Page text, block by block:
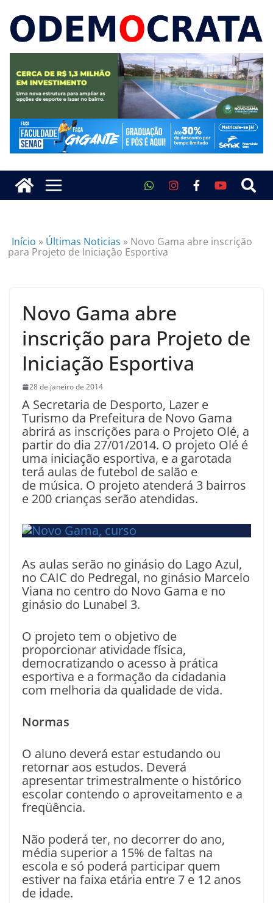
Início » Últimas Noticias » Novo Gama abre inscrição
para Projeto de Iniciação Esportiva
Novo Gama abre
inscrição para Projeto de
Iniciação Esportiva
28 de janeiro de 2014
A Secretaria de Desporto, Lazer e
Turismo da Prefeitura de Novo Gama
abrirá as inscrições para o Projeto Olé, a
partir do dia 27/01/2014. O projeto Olé é
uma iniciação esportiva, e a garotada
terá aulas de futebol de salão e
de música. O projeto atenderá 3 bairros
e 200 crianças serão atendidas.
As aulas serão no ginásio do Lago Azul,
no CAIC do Pedregal, no ginásio Marcelo
Viana no centro do Novo Gama e no
ginásio do Lunabel 3.
O projeto tem o objetivo de
proporcionar atividade física,
democratizando o acesso à prática
esportiva e a formação da cidadania
com melhoria da qualidade de vida.
Normas
O aluno deverá estar estudando ou
retornar aos estudos. Deverá
apresentar trimestralmente o histórico
escolar contendo o aproveitamento e a
freqüência.
Não poderá ter, no decorrer do ano,
média superior a 15% de faltas na
escola e só poderá participar quem
estiver na faixa etária entre 7 e 12 anos
de idade.